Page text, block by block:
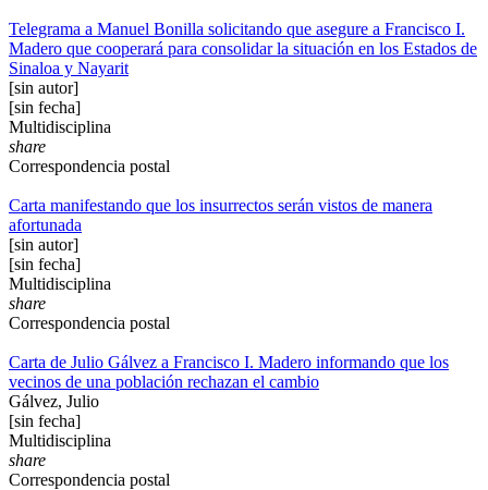
Telegrama a Manuel Bonilla solicitando que asegure a Francisco I.
Madero que cooperará para consolidar la situación en los Estados de
Sinaloa y Nayarit
[sin autor]
[sin fecha]
Multidisciplina
share
Correspondencia postal
Carta manifestando que los insurrectos serán vistos de manera
afortunada
[sin autor]
[sin fecha]
Multidisciplina
share
Correspondencia postal
Carta de Julio Gálvez a Francisco I. Madero informando que los
vecinos de una población rechazan el cambio
Gálvez, Julio
[sin fecha]
Multidisciplina
share
Correspondencia postal